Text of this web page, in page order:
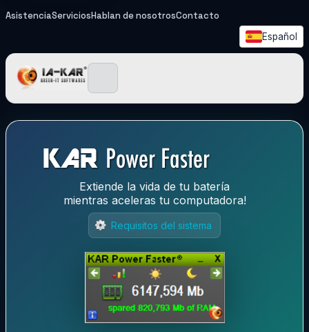
AsistenciaServiciosHablan de nosotrosContacto
Español
IA-KAR - Green IT
Extiende la vida de tu batería
mientras aceleras tu computadora!
Requisitos del sistema